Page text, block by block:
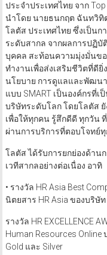
ประจำประเทศไทย จาก
นำโดย นายธนกฤต ฉันทวิทิ
โลตัส ประเทศไทย ซึ่งเป็น
ระดับสากล จากผลการปฏิ
บุคคล สะท้อนความมุ่งมั่นข
ทำงานเพื่อส่งเสริมชีวิตที่ดี
นโยบาย การดูแลและพัฒน
แบบ SMART เป็นองค์กรที่
บริษัทระดับโลก โดยโลตัส
เพื่อให้ทุกคน รู้สึกดีดี ทุกวัน
ผ่านการบริการที่ตอบโจทย์
โลตัส ได้รับการยกย่องด้าน
เวทีสากลอย่างต่อเนื่อง อาทิ
• รางวัล HR Asia Best
นิตยสาร HR Asia ของบริษัท
รางวัล HR EXCELLENCE
Human Resources
Gold และ Silver